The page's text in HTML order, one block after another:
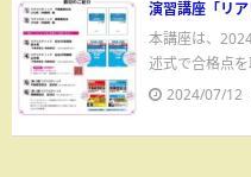
演習講座「リア
本講座は、
述式で合格点
2024/07/12